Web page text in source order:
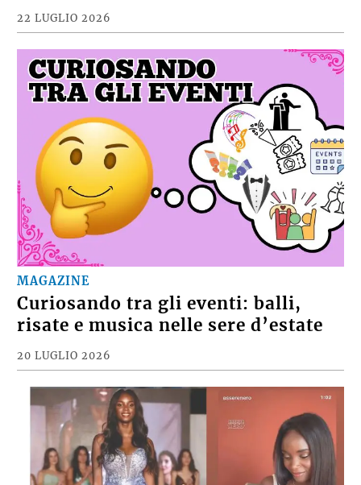
22 LUGLIO 2026
MAGAZINE
Curiosando tra gli eventi: balli,
risate e musica nelle sere d’estate
20 LUGLIO 2026